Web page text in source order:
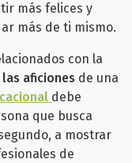
más felices y
más de ti mismo.
con la
las aficiones de una
debe
que busca
a mostrar
de